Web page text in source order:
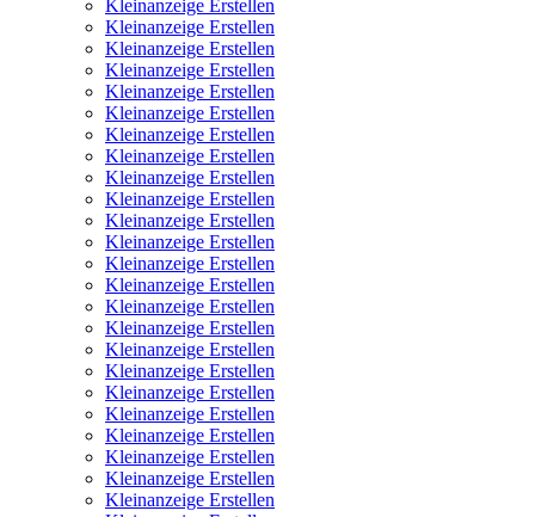
Kleinanzeige Erstellen
Kleinanzeige Erstellen
Kleinanzeige Erstellen
Kleinanzeige Erstellen
Kleinanzeige Erstellen
Kleinanzeige Erstellen
Kleinanzeige Erstellen
Kleinanzeige Erstellen
Kleinanzeige Erstellen
Kleinanzeige Erstellen
Kleinanzeige Erstellen
Kleinanzeige Erstellen
Kleinanzeige Erstellen
Kleinanzeige Erstellen
Kleinanzeige Erstellen
Kleinanzeige Erstellen
Kleinanzeige Erstellen
Kleinanzeige Erstellen
Kleinanzeige Erstellen
Kleinanzeige Erstellen
Kleinanzeige Erstellen
Kleinanzeige Erstellen
Kleinanzeige Erstellen
Kleinanzeige Erstellen